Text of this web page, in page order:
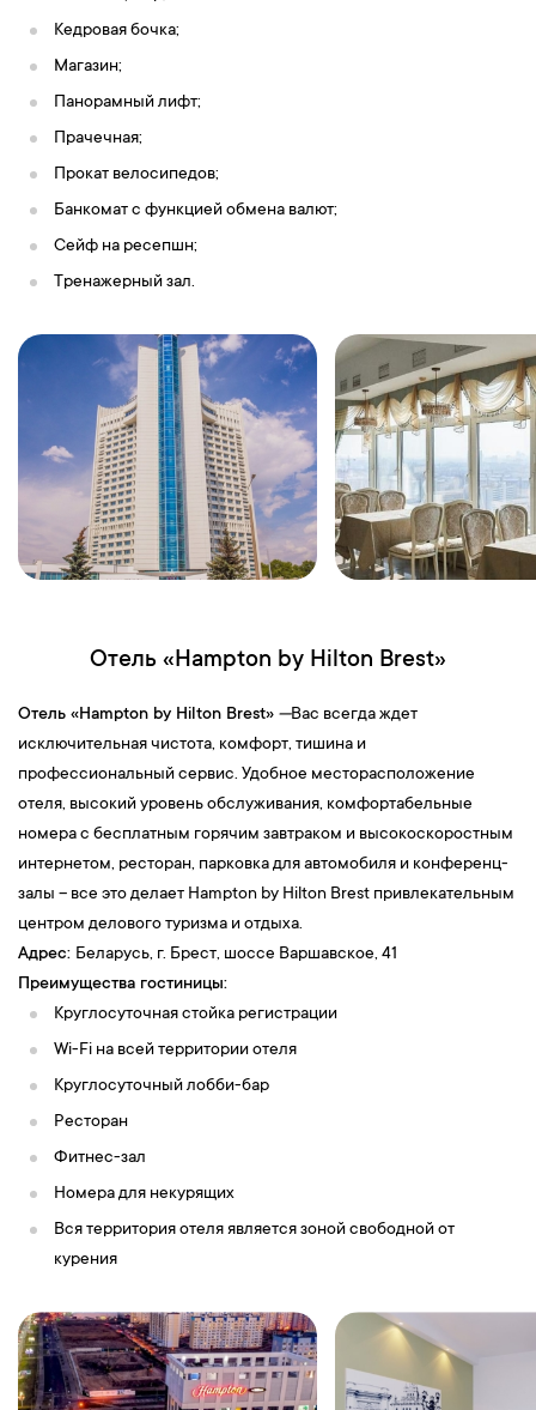
Кедровая бочка;
Магазин;
Панорамный лифт;
Прачечная;
Прокат велосипедов;
Банкомат с функцией обмена валют;
Сейф на ресепшн;
Тренажерный зал.
Отель «Hampton by Hilton Brest»
Отель «Hampton by Hilton Brest» —Вас всегда ждет
исключительная чистота, комфорт, тишина и
профессиональный сервис. Удобное месторасположение
отеля, высокий уровень обслуживания, комфортабельные
номера с бесплатным горячим завтраком и высокоскоростным
интернетом, ресторан, парковка для автомобиля и конференц-
залы – все это делает Hampton by Hilton Brest привлекательным
центром делового туризма и отдыха.
Адрес: Беларусь, г. Брест, шоссе Варшавское, 41
Преимущества гостиницы:
Круглосуточная стойка регистрации
Wi-Fi на всей территории отеля
Круглосуточный лобби-бар
Ресторан
Фитнес-зал
Номера для некурящих
Вся территория отеля является зоной свободной от
курения